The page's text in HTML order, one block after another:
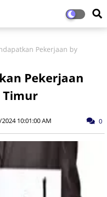
Pekerjaan by
Pekerjaan
Timur
10:01:00 AM 0